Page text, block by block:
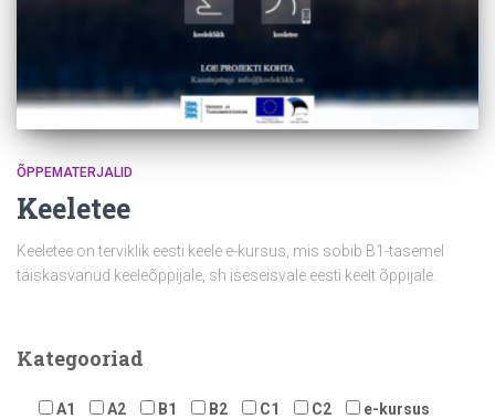
ÕPPEMATERJALID
Keeletee
Keeletee on terviklik eesti keele e-kursus, mis sobib B1-tasemel
täiskasvanud keeleõppijale, sh iseseisvale eesti keelt õppijale.
Kategooriad
A1 A2 B1 B2 C1 C2 e-kursus